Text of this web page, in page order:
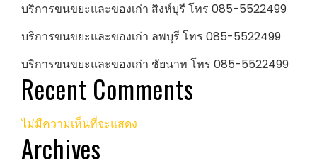
บริการขนขยะและของเก่า สิงห์บุรี โทร 085-5522499
บริการขนขยะและของเก่า ลพบุรี โทร 085-5522499
บริการขนขยะและของเก่า ชัยนาท โทร 085-5522499
Recent Comments
ไม่มีความเห็นที่จะแสดง
Archives